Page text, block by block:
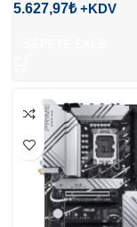
5.627,97₺